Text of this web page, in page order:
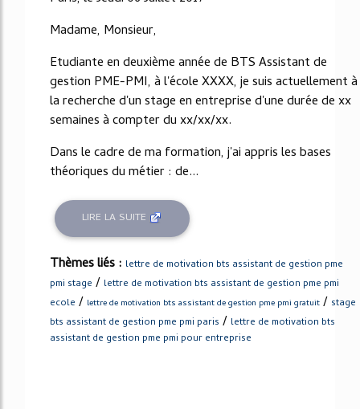
Madame, Monsieur,
Etudiante en deuxième année de BTS Assistant de
gestion PME-PMI, à l'école XXXX, je suis actuellement à
la recherche d'un stage en entreprise d'une durée de xx
semaines à compter du xx/xx/xx.
Dans le cadre de ma formation, j'ai appris les bases
théoriques du métier : de...
LIRE LA SUITE
Thèmes liés : lettre de motivation bts assistant de gestion pme
pmi stage / lettre de motivation bts assistant de gestion pme pmi
ecole / lettre de motivation bts assistant de gestion pme pmi gratuit / stage
bts assistant de gestion pme pmi paris / lettre de motivation bts
assistant de gestion pme pmi pour entreprise